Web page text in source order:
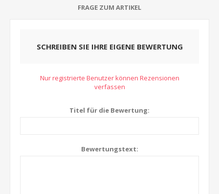
FRAGE ZUM ARTIKEL
SCHREIBEN SIE IHRE EIGENE BEWERTUNG
Nur registrierte Benutzer können Rezensionen
verfassen
Titel für die Bewertung:
Bewertungstext: